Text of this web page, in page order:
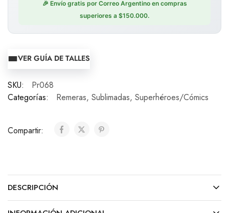
🎉 Envío gratis por Correo Argentino en compras
superiores a $150.000.
VER GUÍA DE TALLES
SKU:
Pr068
Categorías:
Remeras, Sublimadas, Superhéroes/Cómics
Compartir:
DESCRIPCIÓN